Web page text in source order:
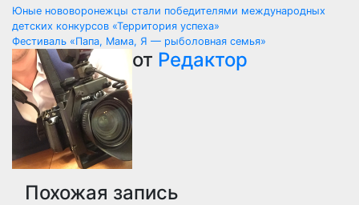
Навигация
по
записям
Юные нововоронежцы стали победителями международных
детских конкурсов «Территория успеха»
Фестиваль «Папа, Мама, Я — рыболовная семья»
от Редактор
Похожая запись